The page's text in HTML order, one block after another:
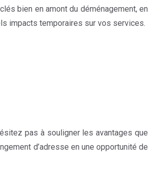
bien en amont du déménagement, en
impacts temporaires sur vos services.
pas à souligner les avantages que
d’adresse en une opportunité de